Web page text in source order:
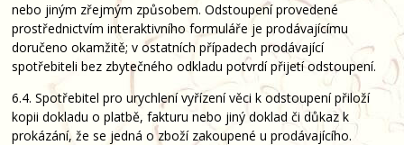
nebo jiným zřejmým způsobem. Odstoupení provedené
prostřednictvím interaktivního formuláře je prodávajícímu
doručeno okamžitě; v ostatních případech prodávající
spotřebiteli bez zbytečného odkladu potvrdí přijetí odstoupení.
6.4. Spotřebitel pro urychlení vyřízení věci k odstoupení přiloží
kopii dokladu o platbě, fakturu nebo jiný doklad či důkaz k
prokázání, že se jedná o zboží zakoupené u prodávajícího.